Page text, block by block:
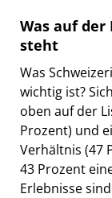
Was auf
steht
Was
wichtig ist?
oben auf der
Prozent) und
Verhältnis (47
43 Prozent
Erlebnisse